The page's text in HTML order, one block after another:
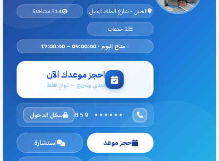
الخليل - شارع الملك فيصل
514 مشاهدة
1 خدمات
متاح اليوم · 09:00:00 – 17:00:00
احجز موعدك الآن
مجاني وسريع — ثوانٍ فقط
059 •••••• سجّل الدخول
حجز موعد استشارة